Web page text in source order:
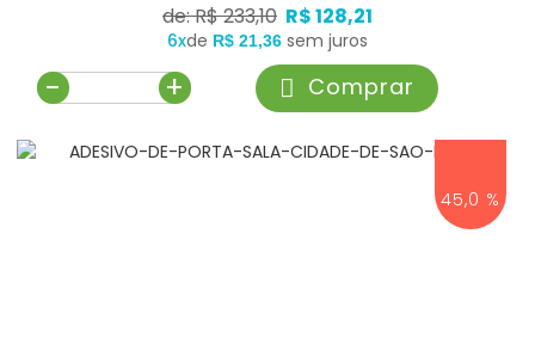
de: R$ 233,10 R$ 128,21
6xde R$ 21,36 sem juros
- + Comprar
45,0 %